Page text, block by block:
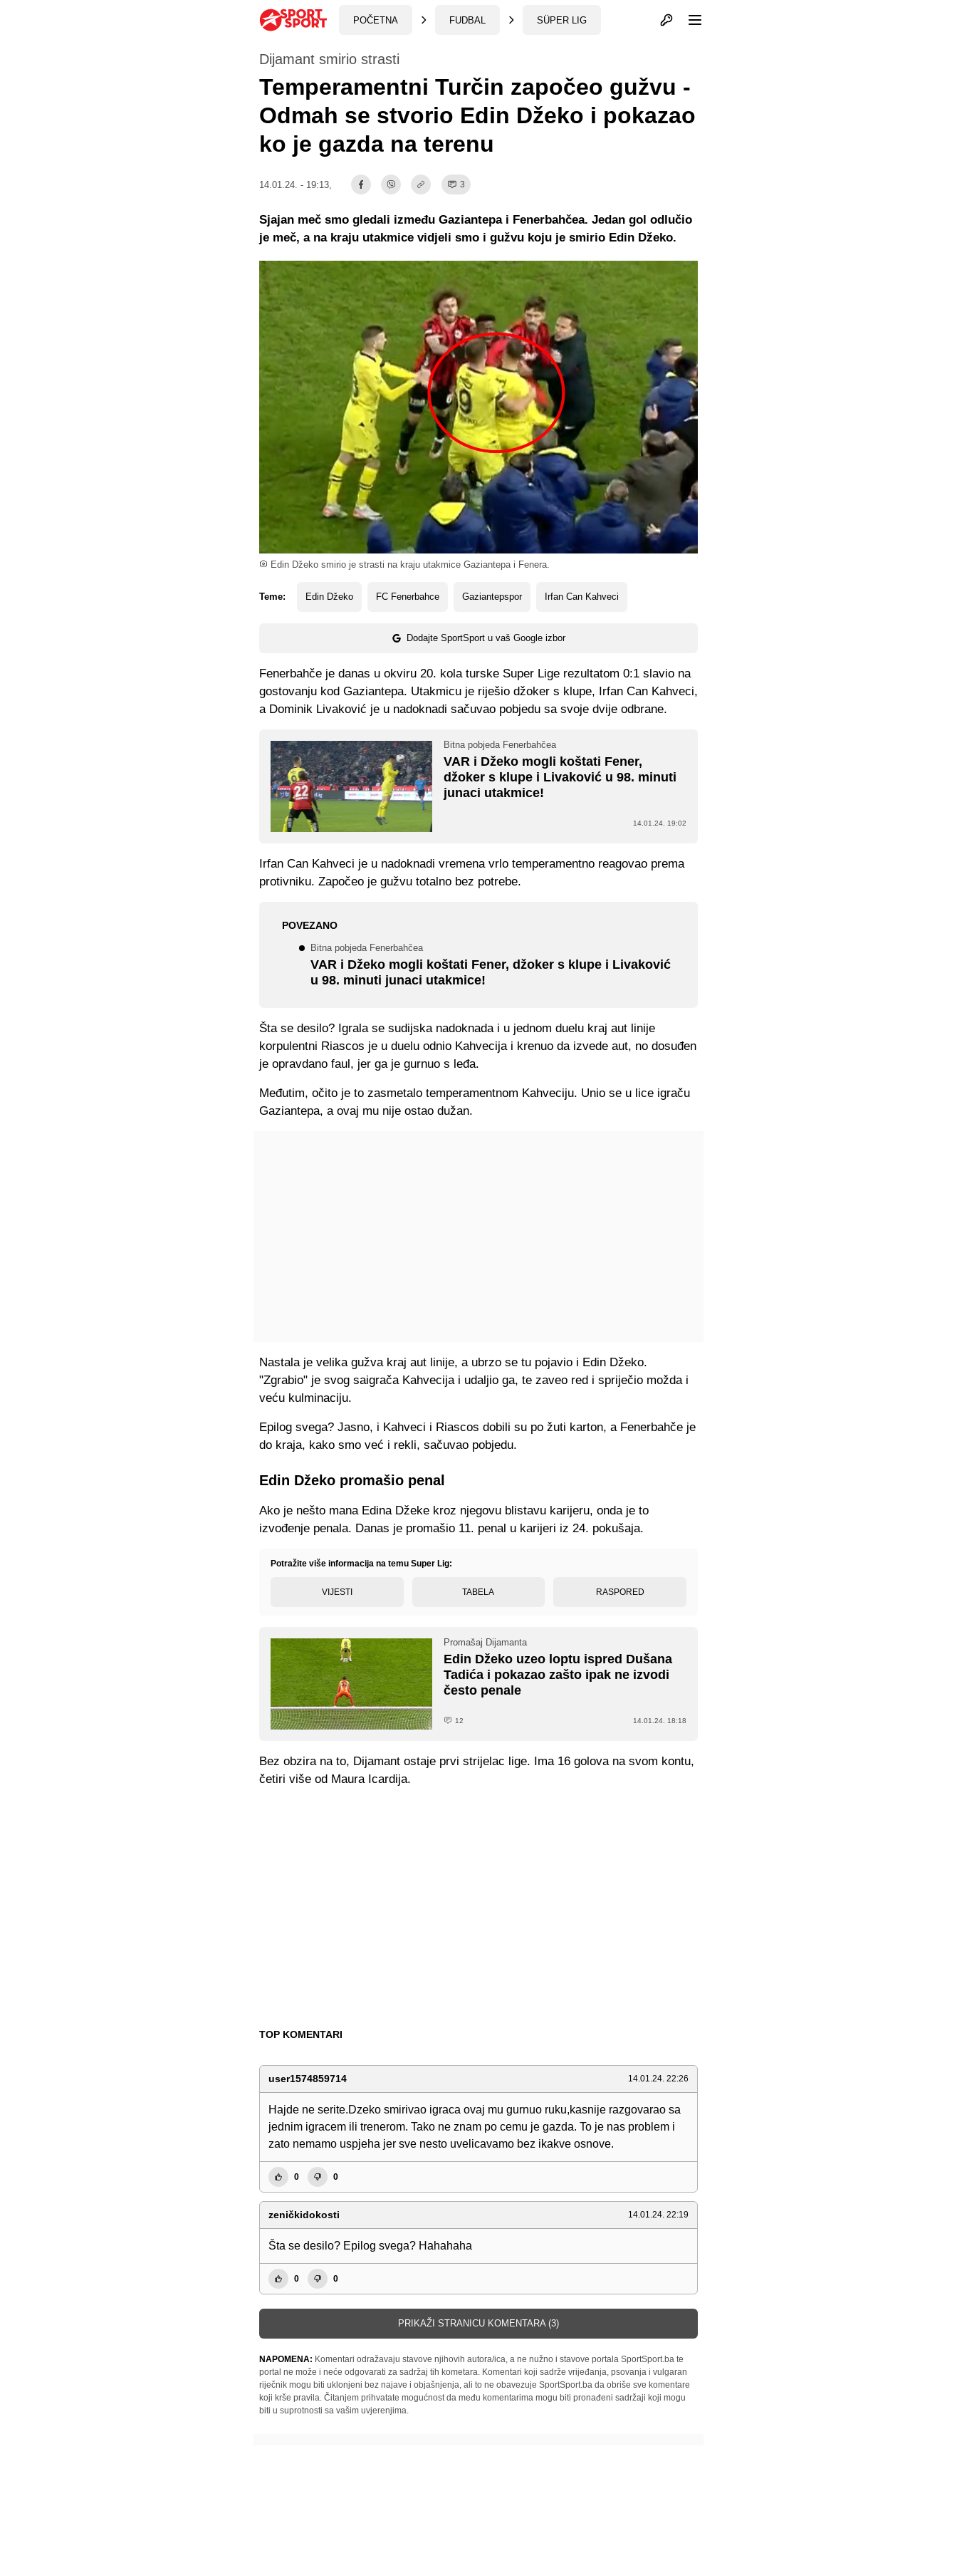
POČETNA FUDBAL SÜPER LIG Otvori profil
Edin Džeko smirio je strasti na kraju utakmice Gaziantepa i Fenera.
Dijamant smirio strasti
Temperamentni Turčin započeo gužvu -
Odmah se stvorio Edin Džeko i pokazao
ko je gazda na terenu
14.01.24. - 19:13, 3
Teme: Edin Džeko FC Fenerbahce Gaziantepspor Irfan Can Kahveci
Dodajte SportSport u vaš Google izbor
Sjajan meč smo gledali između Gaziantepa i Fenerbahčea. Jedan gol odlučio
je meč, a na kraju utakmice vidjeli smo i gužvu koju je smirio Edin Džeko.
Fenerbahče je danas u okviru 20. kola turske Super Lige rezultatom 0:1 slavio na
gostovanju kod Gaziantepa. Utakmicu je riješio džoker s klupe, Irfan Can Kahveci,
a Dominik Livaković je u nadoknadi sačuvao pobjedu sa svoje dvije odbrane.
Bitna pobjeda Fenerbahčea
VAR i Džeko mogli koštati Fener,
džoker s klupe i Livaković u 98. minuti
junaci utakmice!
14.01.24. 19:02
Irfan Can Kahveci je u nadoknadi vremena vrlo temperamentno reagovao prema
protivniku. Započeo je gužvu totalno bez potrebe.
POVEZANO
Bitna pobjeda Fenerbahčea
VAR i Džeko mogli koštati Fener, džoker s klupe i Livaković
u 98. minuti junaci utakmice!
Šta se desilo? Igrala se sudijska nadoknada i u jednom duelu kraj aut linije
korpulentni Riascos je u duelu odnio Kahvecija i krenuo da izvede aut, no dosuđen
je opravdano faul, jer ga je gurnuo s leđa.
Međutim, očito je to zasmetalo temperamentnom Kahveciju. Unio se u lice igraču
Gaziantepa, a ovaj mu nije ostao dužan.
Nastala je velika gužva kraj aut linije, a ubrzo se tu pojavio i Edin Džeko.
"Zgrabio" je svog saigrača Kahvecija i udaljio ga, te zaveo red i spriječio možda i
veću kulminaciju.
Epilog svega? Jasno, i Kahveci i Riascos dobili su po žuti karton, a Fenerbahče je
do kraja, kako smo već i rekli, sačuvao pobjedu.
Edin Džeko promašio penal
Ako je nešto mana Edina Džeke kroz njegovu blistavu karijeru, onda je to
izvođenje penala. Danas je promašio 11. penal u karijeri iz 24. pokušaja.
Potražite više informacija na temu Super Lig:
VIJESTI TABELA RASPORED
Promašaj Dijamanta
Edin Džeko uzeo loptu ispred Dušana
Tadića i pokazao zašto ipak ne izvodi
često penale
12 14.01.24. 18:18
Bez obzira na to, Dijamant ostaje prvi strijelac lige. Ima 16 golova na svom kontu,
četiri više od Maura Icardija.
TOP KOMENTARI
user1574859714 14.01.24. 22:26
Hajde ne serite.Dzeko smirivao igraca ovaj mu gurnuo ruku,kasnije razgovarao sa
jednim igracem ili trenerom. Tako ne znam po cemu je gazda. To je nas problem i
zato nemamo uspjeha jer sve nesto uvelicavamo bez ikakve osnove.
0 0
zeničkidokosti 14.01.24. 22:19
Šta se desilo? Epilog svega? Hahahaha
0 0
PRIKAŽI STRANICU KOMENTARA (3)
NAPOMENA: Komentari odražavaju stavove njihovih autora/ica, a ne nužno i stavove portala SportSport.ba te
portal ne može i neće odgovarati za sadržaj tih kometara. Komentari koji sadrže vrijeđanja, psovanja i vulgaran
riječnik mogu biti uklonjeni bez najave i objašnjenja, ali to ne obavezuje SportSport.ba da obriše sve komentare
koji krše pravila. Čitanjem prihvatate mogućnost da među komentarima mogu biti pronađeni sadržaji koji mogu
biti u suprotnosti sa vašim uvjerenjima.